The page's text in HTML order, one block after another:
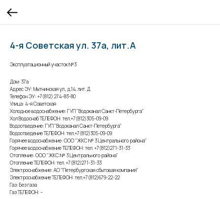
4-я Советская ул. 37а, лит.А
Эксплуатационный участок №3
Дом: 37а
Адрес ЭУ: Мытнинская ул., д.14, лит. Д
Телефон ЭУ: +7(812) 274-83-80
Улица: 4-я Советская
Холодное водоснабжение: ГУП "Водоканал Санкт-Петербурга"
Хол Водоснаб ТЕЛЕФОН: тел.+7(812)305-09-09
Водоотведение: ГУП "Водоканал Санкт-Петербурга"
Водоотведение ТЕЛЕФОН: тел.+7(812)305-09-09
Горячее водоснабжение: ООО "ЖКС № 3 Центрального района"
Горячее водоснабжение ТЕЛЕФОН: тел. +7(812)271-31-33
Отопление: ООО "ЖКС № 3 Центрального района"
Отопление ТЕЛЕФОН: тел. +7(812)271-31-33
Электроснабжение: АО "Петербургская сбытовая компания"
Электроснабжение ТЕЛЕФОН: тел.+7(812)679-22-22
Газ: Без газа
Газ ТЕЛЕФОН: –